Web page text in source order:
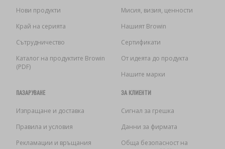
Нови продукти
Край на серията
Сътрудничество
Каталог на продуктите Browin
(PDF)
Мисия, визия, ценности
Нашият Browin
Сертификати
От идеята до продукта
Нашите марки
ПАЗАРУВАНЕ
Изпращане и доставка
Правила и условия
Рекламации и връщания
ЗА КЛИЕНТИ
Сигнал за грешка
Данни за фирмата
Обща безопасност на